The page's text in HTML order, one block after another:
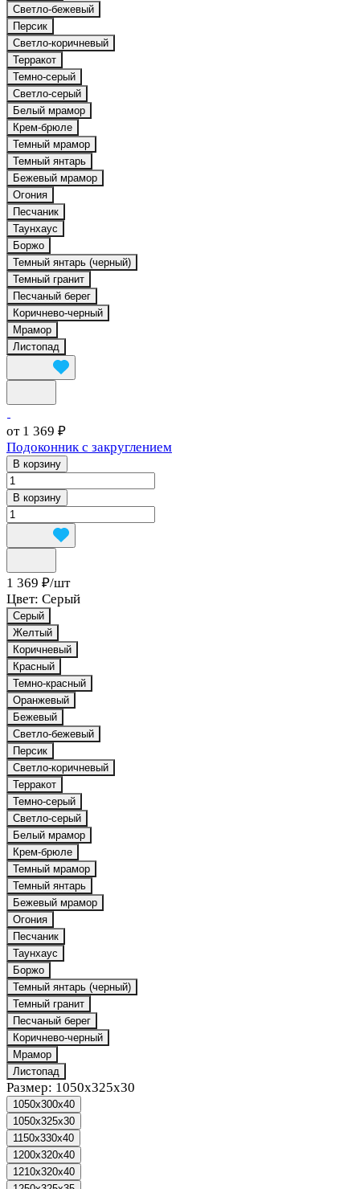
Светло-бежевый
Персик
Светло-коричневый
Терракот
Темно-серый
Светло-серый
Белый мрамор
Крем-брюле
Темный мрамор
Темный янтарь
Бежевый мрамор
Огония
Песчаник
Таунхаус
Боржо
Темный янтарь (черный)
Темный гранит
Песчаный берег
Коричнево-черный
Мрамор
Листопад
от 1 369 ₽
Подоконник с закруглением
В корзину
В корзину
1 369 ₽/шт
Цвет: Серый
Серый
Желтый
Коричневый
Красный
Темно-красный
Оранжевый
Бежевый
Светло-бежевый
Персик
Светло-коричневый
Терракот
Темно-серый
Светло-серый
Белый мрамор
Крем-брюле
Темный мрамор
Темный янтарь
Бежевый мрамор
Огония
Песчаник
Таунхаус
Боржо
Темный янтарь (черный)
Темный гранит
Песчаный берег
Коричнево-черный
Мрамор
Листопад
Размер: 1050x325x30
1050x300x40
1050x325x30
1150x330x40
1200x320x40
1210x320x40